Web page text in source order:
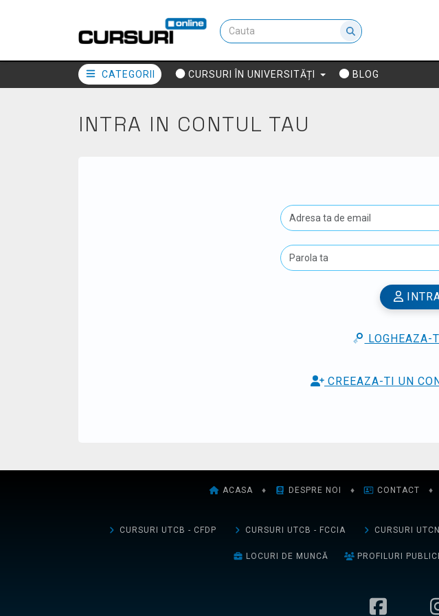
CATEGORII CURSURI ÎN UNIVERSITĂȚI BLOG
INTRA IN CONTUL TAU
LOGHEAZA-
CREEAZA-TI UN
ACASA ♦ DESPRE NOI ♦ CONTACT ♦
CURSURI UTCB - CFDP CURSURI UTCB - FCCIA CURSURI UTCN
LOCURI DE MUNCĂ PROFILURI